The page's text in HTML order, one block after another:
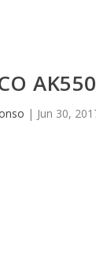
| Jun 30,